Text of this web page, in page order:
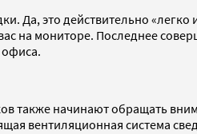
Да, это действительно
на мониторе. Последнее
офиса.
также начинают обращать
вентиляционная система